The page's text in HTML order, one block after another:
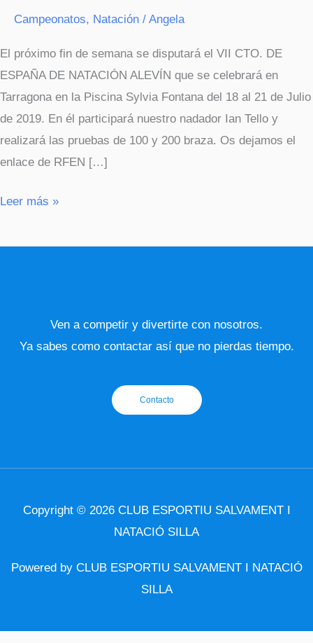
Campeonatos, Natación / Angela
El próximo fin de semana se disputará el VII CTO. DE
ESPAÑA DE NATACIÓN ALEVÍN que se celebrará en
Tarragona en la Piscina Sylvia Fontana del 18 al 21 de Julio
de 2019. En él participará nuestro nadador Ian Tello y
realizará las pruebas de 100 y 200 braza. Os dejamos el
enlace de RFEN […]
Leer más »
Ven a competir y divertirte con nosotros.
Ya sabes como contactar así que no pierdas tiempo.
Contacto
Copyright © 2026 CLUB ESPORTIU SALVAMENT I
NATACIÓ SILLA
Powered by CLUB ESPORTIU SALVAMENT I NATACIÓ
SILLA